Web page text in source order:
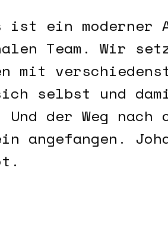
ist ein
Team. Wir
mit
selbst und
der Weg
angefangen.